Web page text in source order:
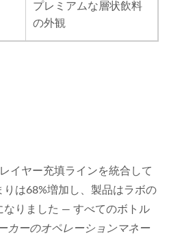
プレミアムな層状飲料
の外観
イヤー充填ラインを統合して
りは68%増加し、製品はラボの
なりました — すべてのボトル
カーのオペレーションマネー